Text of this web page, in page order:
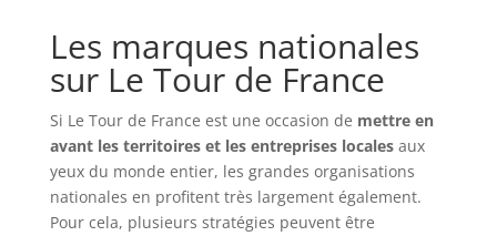
Les marques nationales
sur Le Tour de France
Si Le Tour de France est une occasion de mettre en
avant les territoires et les entreprises locales aux
yeux du monde entier, les grandes organisations
nationales en profitent très largement également.
Pour cela, plusieurs stratégies peuvent être